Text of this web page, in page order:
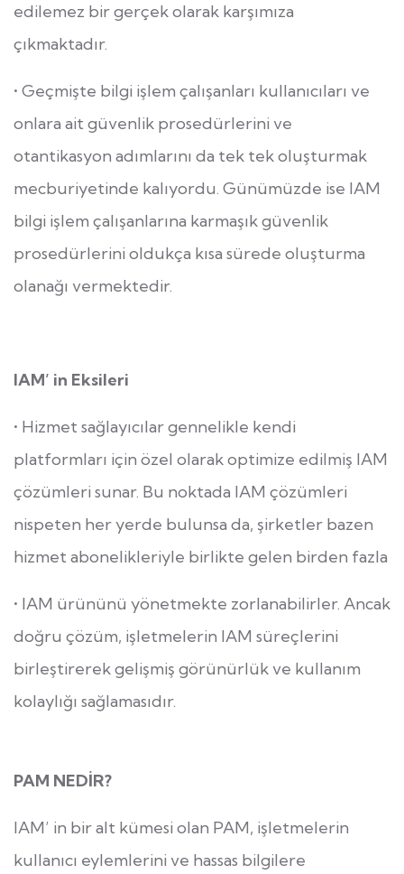
edilemez bir gerçek olarak karşımıza
çıkmaktadır.
• Geçmişte bilgi işlem çalışanları kullanıcıları ve
onlara ait güvenlik prosedürlerini ve
otantikasyon adımlarını da tek tek oluşturmak
mecburiyetinde kalıyordu. Günümüzde ise IAM
bilgi işlem çalışanlarına karmaşık güvenlik
prosedürlerini oldukça kısa sürede oluşturma
olanağı vermektedir.
IAM’ in Eksileri
• Hizmet sağlayıcılar gennelikle kendi
platformları için özel olarak optimize edilmiş IAM
çözümleri sunar. Bu noktada IAM çözümleri
nispeten her yerde bulunsa da, şirketler bazen
hizmet abonelikleriyle birlikte gelen birden fazla
• IAM ürününü yönetmekte zorlanabilirler. Ancak
doğru çözüm, işletmelerin IAM süreçlerini
birleştirerek gelişmiş görünürlük ve kullanım
kolaylığı sağlamasıdır.
PAM NEDİR?
IAM’ in bir alt kümesi olan PAM, işletmelerin
kullanıcı eylemlerini ve hassas bilgilere